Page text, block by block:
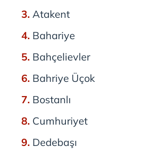
Atakent
Bahariye
Bahçelievler
Bahriye Üçok
Bostanlı
Cumhuriyet
Dedebaşı